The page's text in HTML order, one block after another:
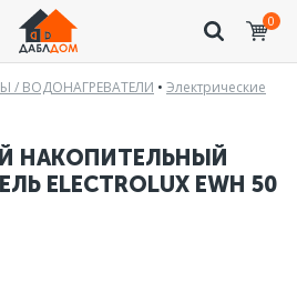
0
/ ВОДОНАГРЕВАТЕЛИ • Электрические
НАКОПИТЕЛЬНЫЙ
ELECTROLUX EWH 50